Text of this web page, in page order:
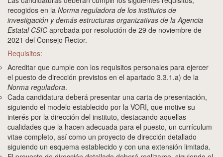
recogidos en la Norma reguladora de los institutos de
investigación y demás estructuras organizativas de la Agencia
Estatal CSIC aprobada por resolución de 29 de noviembre de
2021 del Consejo Rector.
Requisitos:
Acreditar que cumple con los requisitos personales para ejercer
el puesto de dirección previstos en el apartado 3.3.1.a) de la
Norma reguladora.
Cada candidatura deberá presentar una carta de presentación,
siguiendo el modelo establecido por la VORI, que motive su
interés por la dirección del instituto, destacando aquellas
cualidades que la hacen adecuada para el puesto, un currículum
vitae completo, así como un proyecto de dirección detallado
siguiendo un esquema establecido y con una extensión limitada.